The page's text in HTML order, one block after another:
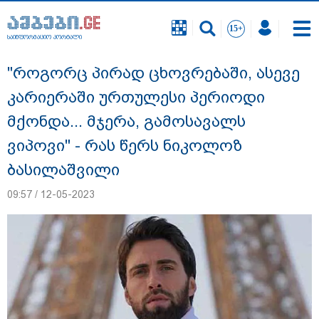
საინფორმაციო პორტალი
გიგა ავალიანის საქმეზე ნია იმნაძეს და
ანასტასია ბერუაშვილს ბრალდება
წარუდგინეს
საინფორმაციო პორტალი
"როგორც პირად ცხოვრებაში, ასევე
კარიერაში ურთულესი პერიოდი
მქონდა... მჯერა, გამოსავალს
ვიპოვი" - რას წერს ნიკოლოზ
ბასილაშვილი
09:57 / 12-05-2023